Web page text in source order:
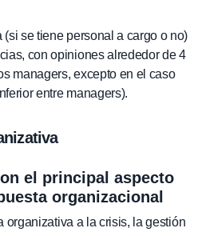
(si se tiene personal a cargo o no)
con opiniones alrededor de 4
managers, excepto en el caso
entre managers).
el principal aspecto
organizacional
organizativa a la crisis, la gestión